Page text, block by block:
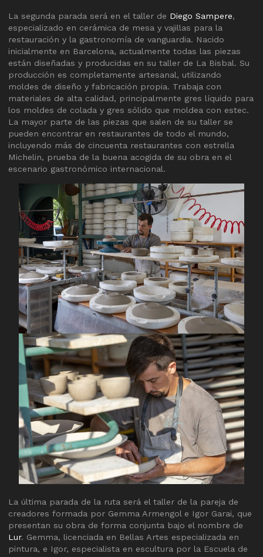
La segunda parada será en el taller de Diego Sampere,
especializado en cerámica de mesa y vajillas para la
restauración y la gastronomía de vanguardia. Nacido
inicialmente en Barcelona, ​​actualmente todas las piezas
están diseñadas y producidas en su taller de La Bisbal. Su
producción es completamente artesanal, utilizando
moldes de diseño y fabricación propia. Trabaja con
materiales de alta calidad, principalmente gres líquido para
los moldes de colada y gres sólido que moldea con estec.
La mayor parte de las piezas que salen de su taller se
pueden encontrar en restaurantes de todo el mundo,
incluyendo más de cincuenta restaurantes con estrella
Michelin, prueba de la buena acogida de su obra en el
escenario gastronómico internacional.
La última parada de la ruta será el taller de la pareja de
creadores formada por Gemma Armengol e Igor Garai, que
presentan su obra de forma conjunta bajo el nombre de
Lur. Gemma, licenciada en Bellas Artes especializada en
pintura, e Igor, especialista en escultura por la Escuela de